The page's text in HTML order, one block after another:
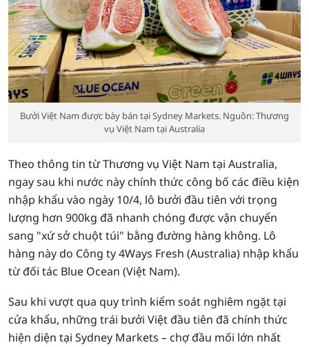
Bưởi Việt Nam được bày bán tại Sydney Markets. Nguồn: Thương
vụ Việt Nam tại Australia
Theo thông tin từ Thương vụ Việt Nam tại Australia,
ngay sau khi nước này chính thức công bố các điều kiện
nhập khẩu vào ngày 10/4, lô bưởi đầu tiên với trọng
lượng hơn 900kg đã nhanh chóng được vận chuyển
sang "xứ sở chuột túi" bằng đường hàng không. Lô
hàng này do Công ty 4Ways Fresh (Australia) nhập khẩu
từ đối tác Blue Ocean (Việt Nam).
Sau khi vượt qua quy trình kiểm soát nghiêm ngặt tại
cửa khẩu, những trái bưởi Việt đầu tiên đã chính thức
hiện diện tại Sydney Markets – chợ đầu mối lớn nhất